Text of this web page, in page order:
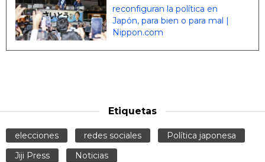
reconfiguran la política en
Japón, para bien o para mal |
Nippon.com
Etiquetas
elecciones redes sociales
Política japonesa
Jiji Press
Noticias